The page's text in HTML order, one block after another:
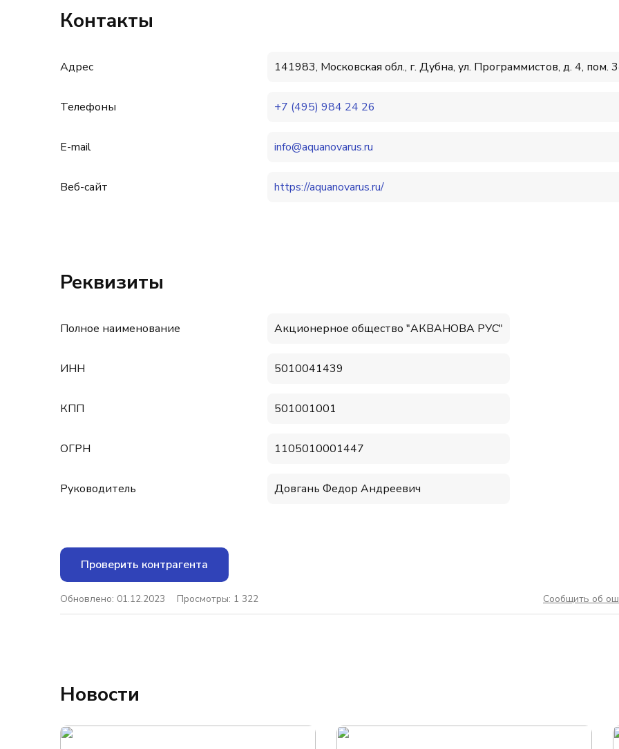
Контакты
Адрес 141983, Московская обл., г. Дубна, ул. Программистов, д. 4, пом.
Телефоны +7 (495) 984 24 26
E-mail info@aquanovarus.ru
Веб-сайт https://aquanovarus.ru/
Реквизиты
Полное наименование Акционерное общество "АКВАНОВА РУС"
ИНН 5010041439
КПП 501001001
ОГРН 1105010001447
Руководитель Довгань Федор Андреевич
Проверить контрагента
Обновлено: 01.12.2023 Просмотры: 1 322 Сообщить об
Новости